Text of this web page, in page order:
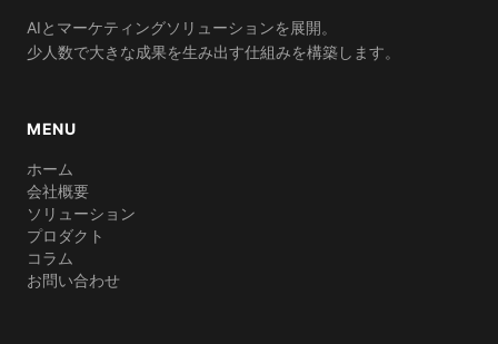
AIとマーケティングソリューションを展開。
少人数で大きな成果を生み出す仕組みを構築します。
MENU
ホーム
会社概要
ソリューション
プロダクト
コラム
お問い合わせ